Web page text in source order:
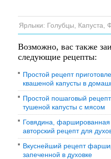
Ярлыки: Голубцы Капуста
Возможно, вас также
следующие рецепты:
Простой рецепт
квашеной капусты в
Простой пошаговый
тушеной капусты с мясом
Говядина,
авторский рецепт для
Вкуснейший рецепт
запеченной в духовке